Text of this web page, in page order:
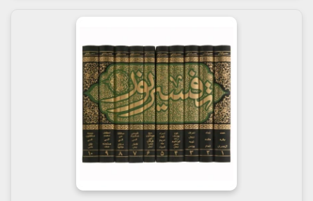
سوره محمد(ص) تا سوره ناس را در بر می گیرد.